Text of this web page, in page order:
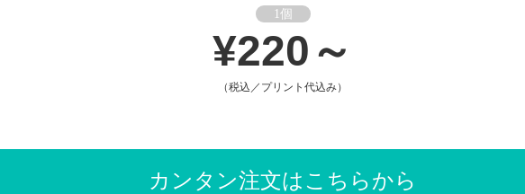
1個
¥220～
（税込／プリント代込み）
カンタン注文はこちらから